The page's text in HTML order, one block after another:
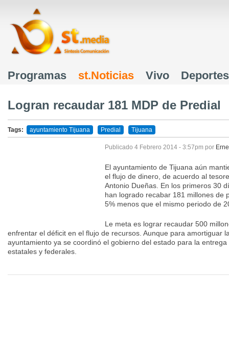
Menú principal
Programas st.Noticias Vivo Deportes
Logran recaudar 181 MDP de Predial
Tags: ayuntamiento Tijuana Predial Tijuana
Publicado 4 Febrero 2014 - 3:57pm por
El ayuntamiento de Tijuana aún
el flujo de dinero, de acuerdo al
Antonio Dueñas. En los primeros 30
han logrado recabar 181 millones de
5% menos que el mismo periodo de
Le meta es lograr recaudar 500
enfrentar el déficit en el flujo de recursos. Aunque para amortiguar
ayuntamiento ya se coordinó el gobierno del estado para la
estatales y federales.